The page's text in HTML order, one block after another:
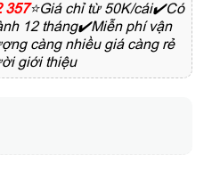
357⭐Giá chỉ từ 50K/cái✔️Có
12 tháng✔️Miễn phí vận
càng nhiều giá càng rẻ
giới thiệu